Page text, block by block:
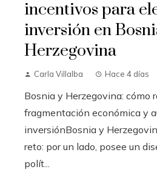
incentivos para
inversión en
Herzegovina
Carla Villalba Hace 4 días
Bosnia y Herzegovina: cómo
fragmentación económica y
inversiónBosnia y
reto: por un lado, posee un
polít...